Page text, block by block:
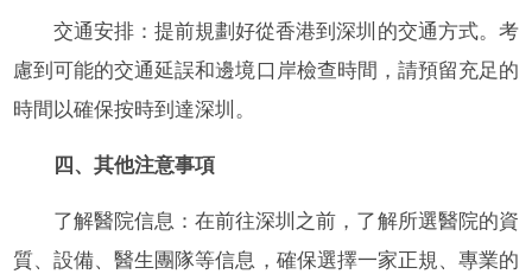
交通安排：提前規劃好從香港到深圳的交通方式。考
慮到可能的交通延誤和邊境口岸檢查時間，請預留充足的
時間以確保按時到達深圳。
四、其他注意事項
了解醫院信息：在前往深圳之前，了解所選醫院的資
質、設備、醫生團隊等信息，確保選擇一家正規、專業的